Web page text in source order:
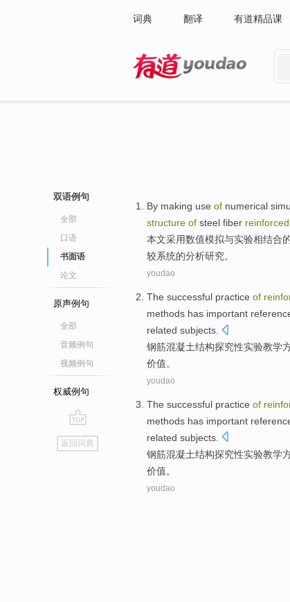
词典 翻译 有道精品课
双语例句
全部
口语
书面语
论文
原声例句
全部
音频例句
视频例句
权威例句
go
top
返回词典
By making use of numerical
structure of steel fiber reinforced
本文采用数值模拟与实验相结合
较系统的分析研究。
youdao
The successful practice of
methods has important
related subjects
钢筋混凝土结构探究性实验教学
价值。
youdao
The successful practice of
methods has important
related subjects
钢筋混凝土结构探究性实验教学
价值。
youdao